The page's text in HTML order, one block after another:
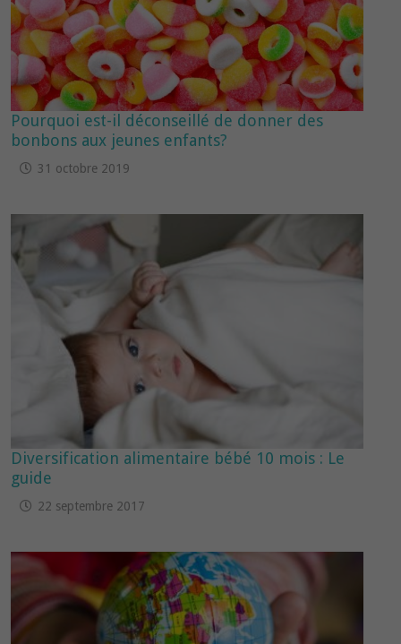
Pourquoi est-il déconseillé de donner des
bonbons aux jeunes enfants?
31 octobre 2019
Diversification alimentaire bébé 10 mois : Le
guide
22 septembre 2017